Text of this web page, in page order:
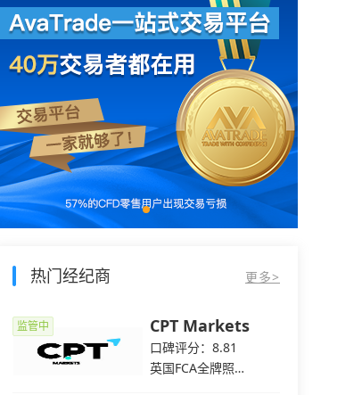
热门经纪商 更多>
监管中 CPT Markets
口碑评分：8.81
英国FCA全牌照